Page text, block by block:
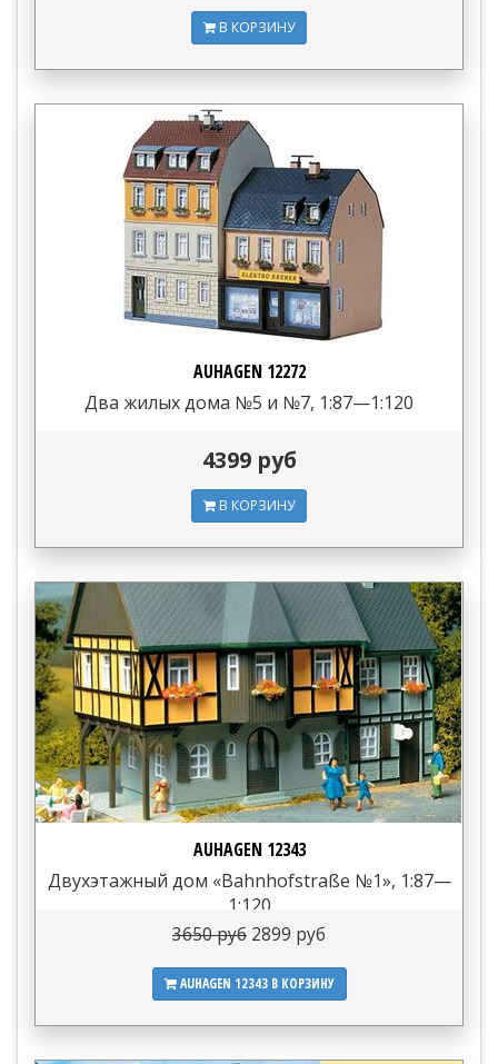
В КОРЗИНУ
AUHAGEN 12272
Два жилых дома №5 и №7, 1:87—1:120
4399 руб
В КОРЗИНУ
AUHAGEN 12343
Двухэтажный дом «Bahnhofstraße №1», 1:87—
1:120
3650 руб 2899 руб
AUHAGEN 12343 В КОРЗИНУ